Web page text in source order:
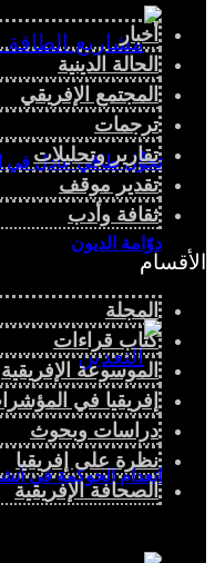
تحوُّل طاقي عادل في
دوّامة الديون
انعدام الحوكمة في
أخبار
الحالة الدينية
المجتمع الإفريقي
ترجمات
تقارير وتحليلات
تقدير موقف
ثقافة وأدب
الأقسام
المجلة
كتاب قراءات
الموسوعة الإفريقية
إفريقيا في
دراسات وبحوث
نظرة على إفريقيا
الصحافة الإفريقية